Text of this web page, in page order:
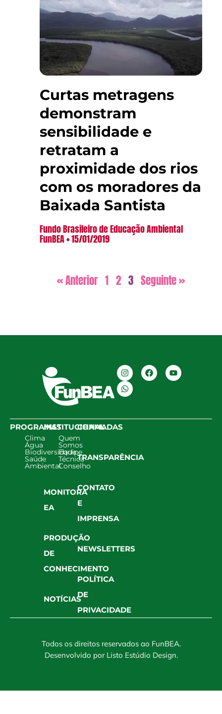
Curtas metragens
demonstram
sensibilidade e
retratam a
proximidade dos rios
com os moradores da
Baixada Santista
Fundo Brasileiro de Educação Ambiental
FunBEA 15/01/2019
« Anterior 1 2 3 Seguinte »
PROGRAMAS
Clima
Água
Biodiversidade
Saúde
Ambiental
INSTITUCIONAL
Quem
Somos
Equipe
Técnica
Conselho
MONITORA
EA
PRODUÇÃO
DE
CONHECIMENTO
NOTÍCIAS
CHAMADAS
TRANSPARÊNCIA
CONTATO
E
IMPRENSA
NEWSLETTERS
POLÍTICA
DE
PRIVACIDADE
Todos os direitos reservados ao FunBEA.
Desenvolvido por Listo Estúdio Design.